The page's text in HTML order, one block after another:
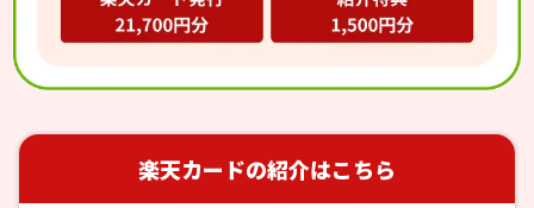
楽天カードの紹介はこちら